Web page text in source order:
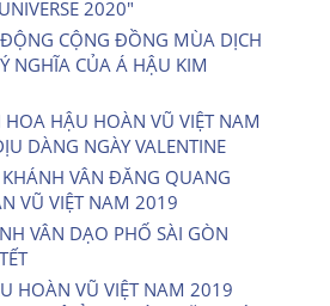
2020″
CỘNG ĐỒNG MÙA DỊCH
NGHĨA CỦA Á HẬU KIM
HẬU HOÀN VŨ VIỆT NAM
DÀNG NGÀY VALENTINE
KHÁNH VÂN ĐĂNG QUANG
VŨ VIỆT NAM 2019
VÂN DẠO PHỐ SÀI GÒN
HOÀN VŨ VIỆT NAM 2019